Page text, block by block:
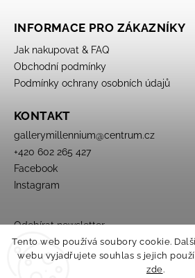
Tento web používá soubory cookie.
webu vyjadřujete souhlas s jejich
zde.
INFORMACE PRO ZÁKAZNÍKY
Jak nakupovat & FAQ
Obchodní podmínky
Podmínky ochrany osobních údajů
KONTAKT
gallerymillennium@centrum.cz
+420 602 265 427
Facebook
Instagram
Odebírat newsletter